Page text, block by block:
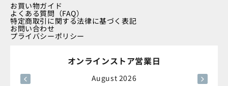
お買い物ガイド
よくある質問（FAQ）
特定商取引に関する法律に基づく表記
お問い合わせ
プライバシーポリシー
オンラインストア営業日
August 2026